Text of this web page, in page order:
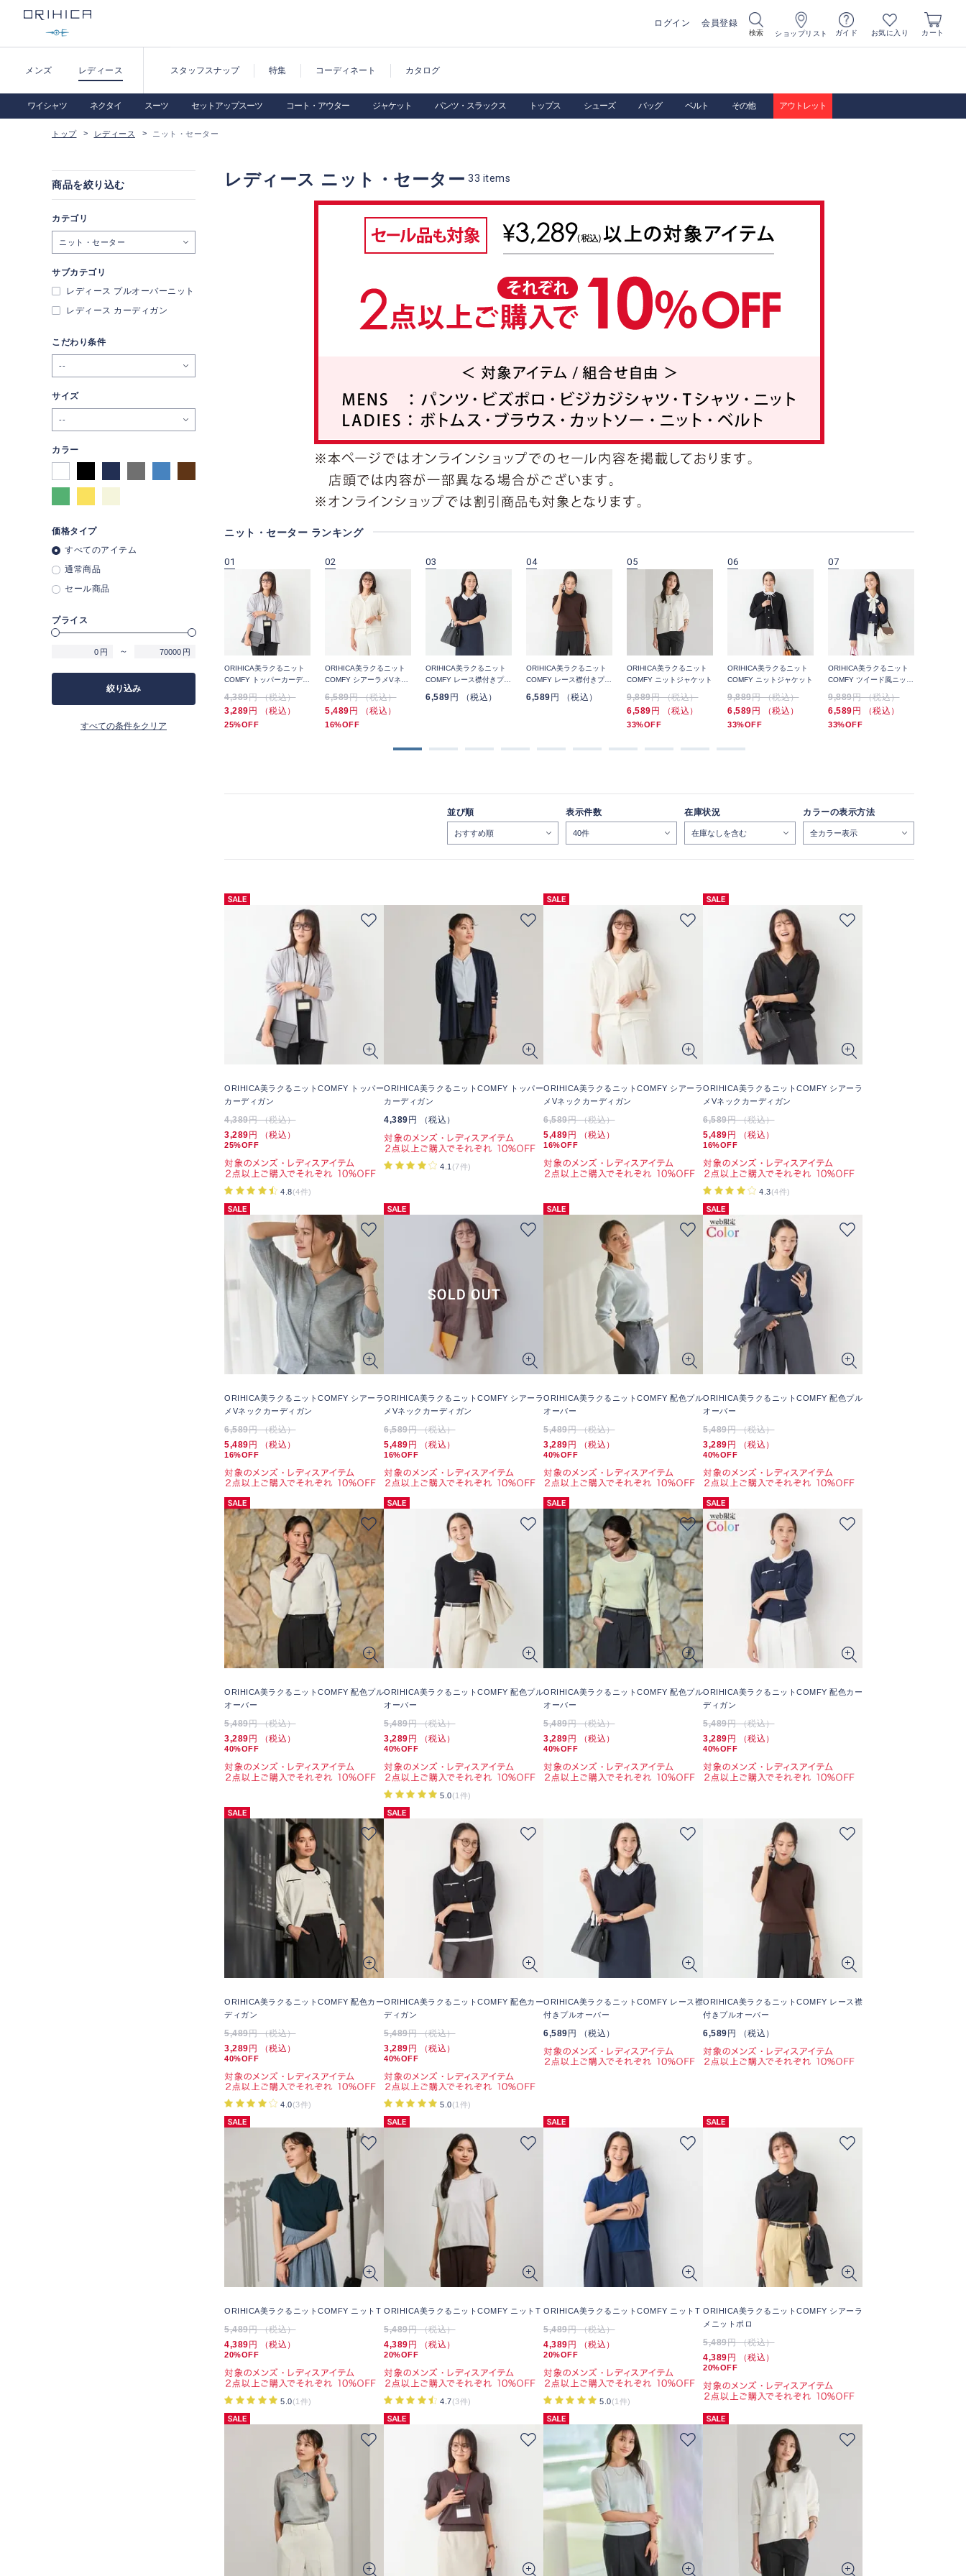
ログイン 会員登録
検索 ショップリスト ガイド お気に入り カート
メンズ レディース スタッフスナップ 特集 コーディネート カタログ
ワイシャツ ネクタイ スーツ セットアップスーツ コート・アウター ジャケット パンツ・スラックス トップス シューズ バッグ ベルト その他 アウトレット
トップ レディース ニット・セーター
レディース ニット・セーター 33 items
ニット・セーター ランキング
20%OFF
01
ORIHICA美ラクるニット
COMFY トッパーカーディ
4,389円 （税込）
3,289 円 （税込）
25%OFF
02
ORIHICA美ラクるニット
COMFY シアーラメVネッ
6,589円 （税込）
5,489 円 （税込）
16%OFF
03
ORIHICA美ラクるニット
COMFY レース襟付きプル
6,589 円 （税込）
04
ORIHICA美ラクるニット
COMFY レース襟付きプル
6,589 円 （税込）
05
ORIHICA美ラクるニット
COMFY ニットジャケット
9,889円 （税込）
6,589 円 （税込）
33%OFF
06
ORIHICA美ラクるニット
COMFY ニットジャケット
9,889円 （税込）
6,589 円 （税込）
33%OFF
07
ORIHICA美ラクるニット
COMFY ツイード風ニット
9,889円 （税込）
6,589 円 （税込）
33%OFF
並び順 表示件数 在庫状況 カラーの表示方法
ORIHICA美ラクるニットCOMFY トッパー
カーディガン
4,389円 （税込）
3,289 円 （税込）
25%OFF
4.8(4件)
ORIHICA美ラクるニットCOMFY トッパー
カーディガン
4,389 円 （税込）
4.1 (7件)
ORIHICA美ラクるニットCOMFY シアーラ
メVネックカーディガン
6,589円 （税込）
5,489 円 （税込）
16%OFF
ORIHICA美ラクるニットCOMFY シアーラ
メVネックカーディガン
6,589円 （税込）
5,489 円 （税込）
16%OFF
4.3(4件)
ORIHICA美ラクるニットCOMFY シアーラ
メVネックカーディガン
6,589円 （税込）
5,489円 （税込）
16%OFF
ORIHICA美ラクるニットCOMFY シアーラ
メVネックカーディガン
6,589円 （税込）
5,489円 （税込）
16%OFF
ORIHICA美ラクるニットCOMFY 配色プル
オーバー
5,489円 （税込）
3,289円 （税込）
40%OFF
ORIHICA美ラクるニットCOMFY 配色プル
オーバー
5,489円 （税込）
3,289円 （税込）
40%OFF
ORIHICA美ラクるニットCOMFY 配色プル
オーバー
5,489円 （税込）
3,289 円 （税込）
40%OFF
ORIHICA美ラクるニットCOMFY 配色プル
オーバー
5,489円 （税込）
3,289 円 （税込）
40%OFF
5.0(1件)
ORIHICA美ラクるニットCOMFY 配色プル
オーバー
5,489円 （税込）
3,289 円 （税込）
40%OFF
ORIHICA美ラクるニットCOMFY 配色カー
ディガン
5,489円 （税込）
3,289 円 （税込）
40%OFF
ORIHICA美ラクるニットCOMFY 配色カー
ディガン
5,489円 （税込）
3,289円 （税込）
40%OFF
4.0(3件)
ORIHICA美ラクるニットCOMFY 配色カー
ディガン
5,489円 （税込）
3,289円 （税込）
40%OFF
5.0(1件)
ORIHICA美ラクるニットCOMFY レース襟
付きプルオーバー
6,589円 （税込）
ORIHICA美ラクるニットCOMFY レース襟
付きプルオーバー
6,589円 （税込）
ORIHICA美ラクるニットCOMFY ニットT
5,489円 （税込）
4,389 円 （税込）
20%OFF
5.0(1件)
ORIHICA美ラクるニットCOMFY ニットT
5,489円 （税込）
4,389 円 （税込）
20%OFF
4.7(3件)
ORIHICA美ラクるニットCOMFY ニットT
5,489円 （税込）
4,389 円 （税込）
20%OFF
5.0(1件)
ORIHICA美ラクるニットCOMFY シアーラ
メニットポロ
5,489円 （税込）
4,389 円 （税込）
20%OFF
商品を絞り込む
カテゴリ
ニット・セーター
サブカテゴリ
レディース プルオーバーニット
レディース カーディガン
こだわり条件
--
サイズ
--
カラー
価格タイプ
すべてのアイテム
通常商品
セール商品
プライス
円 ～ 円
絞り込み
すべての条件をクリア